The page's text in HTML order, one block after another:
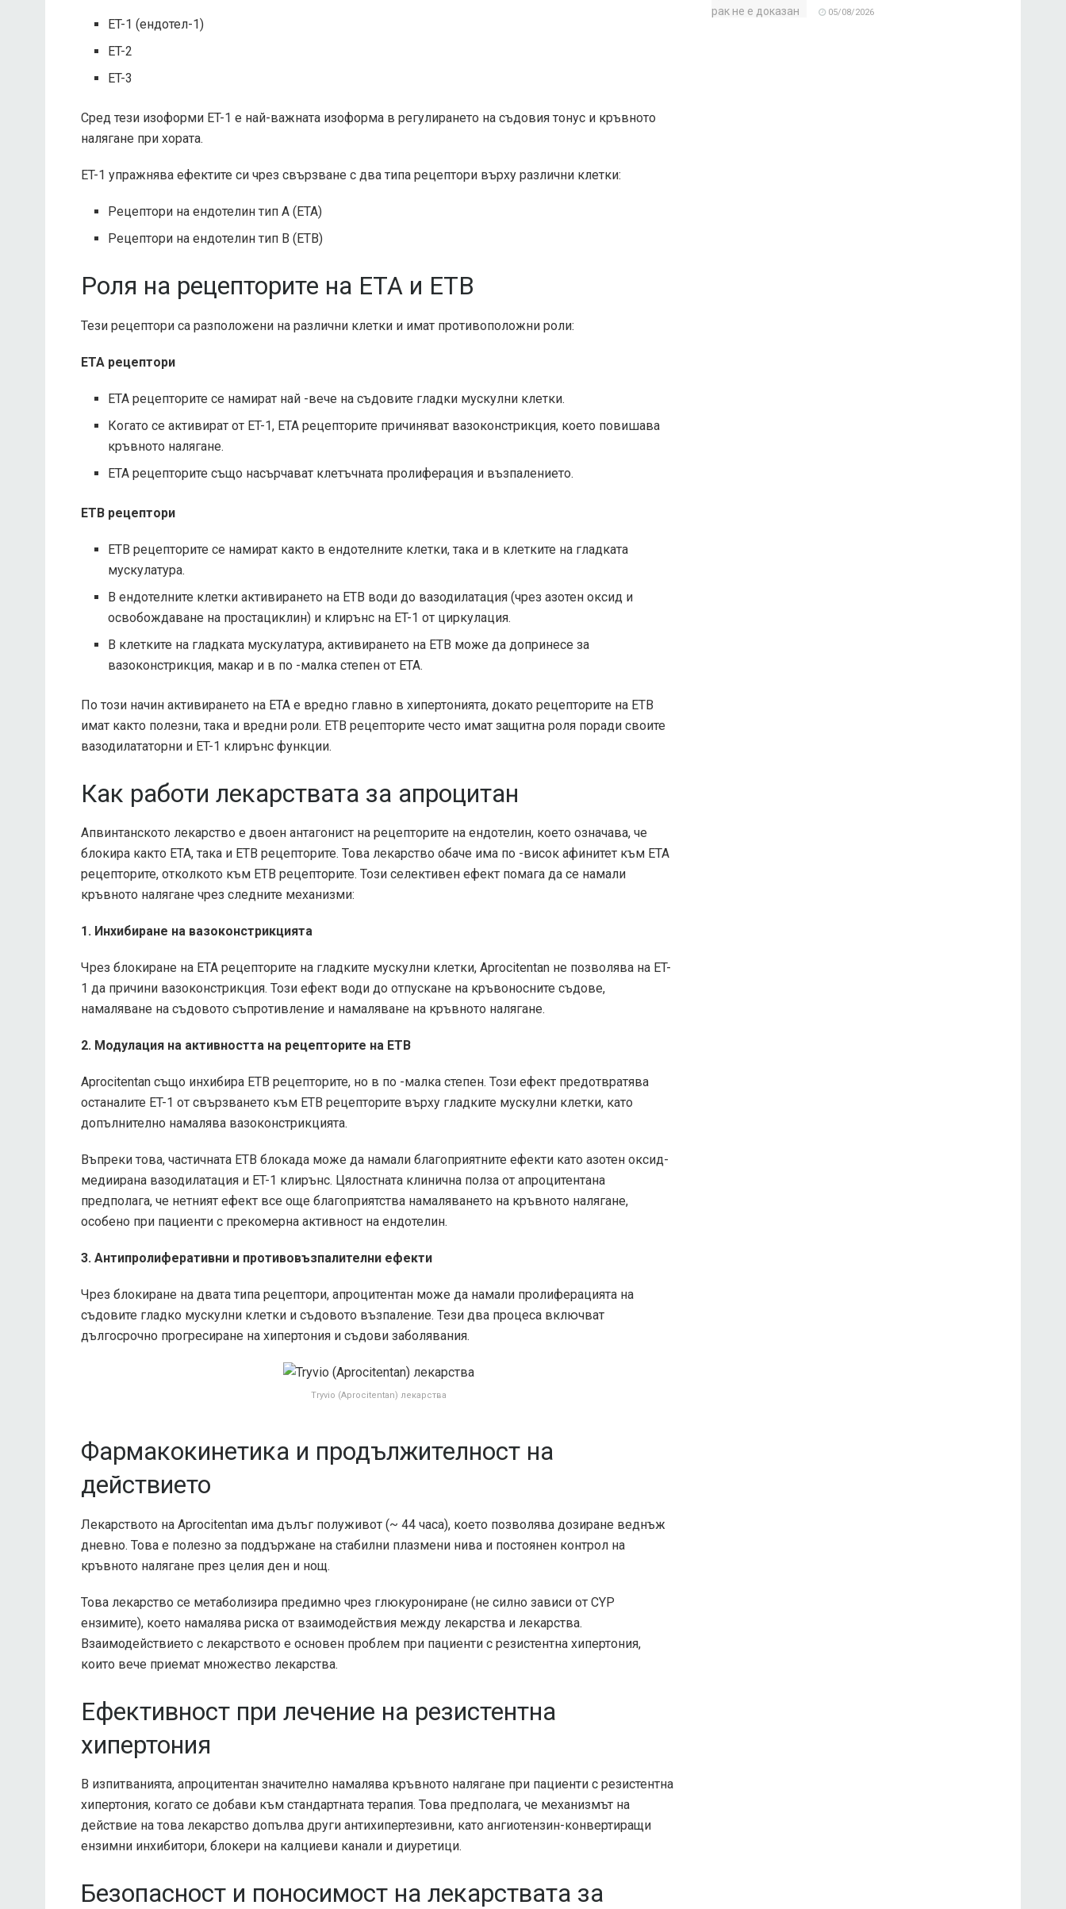
ET-1 (ендотел-1)
ET-2
ET-3
Сред тези изоформи ET-1 е най-важната изоформа в регулирането на съдовия тонус и кръвното
налягане при хората.
ET-1 упражнява ефектите си чрез свързване с два типа рецептори върху различни клетки:
Рецептори на ендотелин тип А (ETA)
Рецептори на ендотелин тип В (ETB)
Роля на рецепторите на ETA и ETB
Тези рецептори са разположени на различни клетки и имат противоположни роли:
ETA рецептори
ETA рецепторите се намират най -вече на съдовите гладки мускулни клетки.
Когато се активират от ET-1, ETA рецепторите причиняват вазоконстрикция, което повишава
кръвното налягане.
ETA рецепторите също насърчават клетъчната пролиферация и възпалението.
ETB рецептори
ETB рецепторите се намират както в ендотелните клетки, така и в клетките на гладката
мускулатура.
В ендотелните клетки активирането на ETB води до вазодилатация (чрез азотен оксид и
освобождаване на простациклин) и клирънс на ET-1 от циркулация.
В клетките на гладката мускулатура, активирането на ETB може да допринесе за
вазоконстрикция, макар и в по -малка степен от ETA.
По този начин активирането на ETA е вредно главно в хипертонията, докато рецепторите на ETB
имат както полезни, така и вредни роли. ETB рецепторите често имат защитна роля поради своите
вазодилататорни и ET-1 клирънс функции.
Как работи лекарствата за апроцитан
Апвинтанското лекарство е двоен антагонист на рецепторите на ендотелин, което означава, че
блокира както ETA, така и ETB рецепторите. Това лекарство обаче има по -висок афинитет към ETA
рецепторите, отколкото към ETB рецепторите. Този селективен ефект помага да се намали
кръвното налягане чрез следните механизми:
1. Инхибиране на вазоконстрикцията
Чрез блокиране на ETA рецепторите на гладките мускулни клетки, Aprocitentan не позволява на ET-
1 да причини вазоконстрикция. Този ефект води до отпускане на кръвоносните съдове,
намаляване на съдовото съпротивление и намаляване на кръвното налягане.
2. Модулация на активността на рецепторите на ETB
Aprocitentan също инхибира ETB рецепторите, но в по -малка степен. Този ефект предотвратява
останалите ET-1 от свързването към ETB рецепторите върху гладките мускулни клетки, като
допълнително намалява вазоконстрикцията.
Въпреки това, частичната ETB блокада може да намали благоприятните ефекти като азотен оксид-
медиирана вазодилатация и ET-1 клирънс. Цялостната клинична полза от апроцитентана
предполага, че нетният ефект все още благоприятства намаляването на кръвното налягане,
особено при пациенти с прекомерна активност на ендотелин.
3. Антипролиферативни и противовъзпалителни ефекти
Чрез блокиране на двата типа рецептори, апроцитентан може да намали пролиферацията на
съдовите гладко мускулни клетки и съдовото възпаление. Тези два процеса включват
дългосрочно прогресиране на хипертония и съдови заболявания.
Tryvio (Aprocitentan) лекарства
Фармакокинетика и продължителност на
действието
Лекарството на Aprocitentan има дълъг полуживот (~ 44 часа), което позволява дозиране веднъж
дневно. Това е полезно за поддържане на стабилни плазмени нива и постоянен контрол на
кръвното налягане през целия ден и нощ.
Това лекарство се метаболизира предимно чрез глюкурониране (не силно зависи от CYP
ензимите), което намалява риска от взаимодействия между лекарства и лекарства.
Взаимодействието с лекарството е основен проблем при пациенти с резистентна хипертония,
които вече приемат множество лекарства.
Ефективност при лечение на резистентна
хипертония
В изпитванията, апроцитентан значително намалява кръвното налягане при пациенти с резистентна
хипертония, когато се добави към стандартната терапия. Това предполага, че механизмът на
действие на това лекарство допълва други антихипертезивни, като ангиотензин-конвертиращи
ензимни инхибитори, блокери на калциеви канали и диуретици.
Безопасност и поносимост на лекарствата за
05/08/2026